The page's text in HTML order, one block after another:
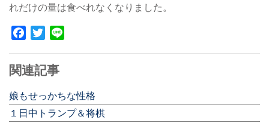
れだけの量は食べれなくなりました。
Facebook
Twitter
関連記事
娘もせっかちな性格
１日中トランプ＆将棋